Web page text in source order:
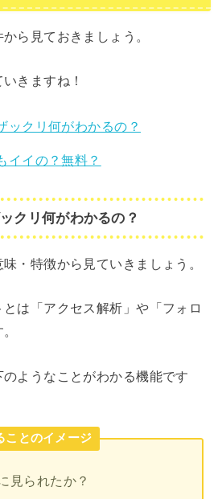
ら見ておきましょう。
きますね！
ックリ何がわかるの？
イイの？無料？
クリ何がわかるの？
・特徴から見ていきましょう。
は「アクセス解析」や「フォロ
ようなことがわかる機能です
ことのイメージ
見られたか？